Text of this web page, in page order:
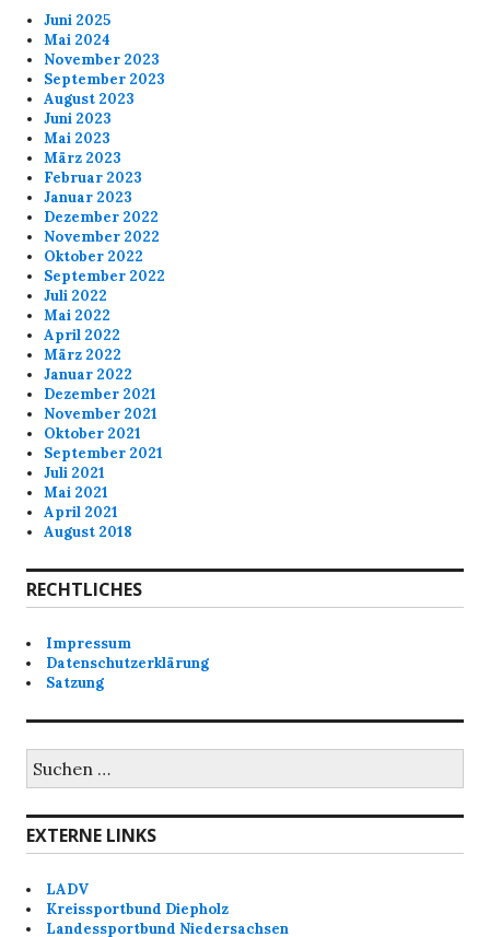
Juni 2025
Mai 2024
November 2023
September 2023
August 2023
Juni 2023
Mai 2023
März 2023
Februar 2023
Januar 2023
Dezember 2022
November 2022
Oktober 2022
September 2022
Juli 2022
Mai 2022
April 2022
März 2022
Januar 2022
Dezember 2021
November 2021
Oktober 2021
September 2021
Juli 2021
Mai 2021
April 2021
August 2018
RECHTLICHES
Impressum
Datenschutzerklärung
Satzung
nach:
EXTERNE LINKS
LADV
Kreissportbund Diepholz
Landessportbund Niedersachsen